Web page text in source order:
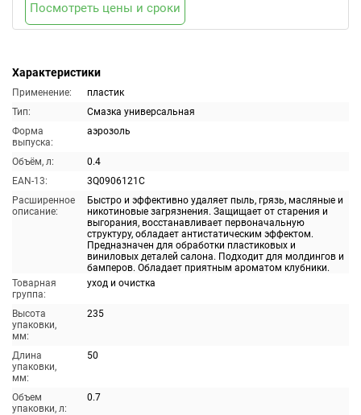
Характеристики
Применение:
пластик
Тип:
Смазка универсальная
Форма
выпуска:
аэрозоль
Объём, л:
0.4
EAN-13:
3Q0906121C
Расширенное
описание:
Быстро и эффективно удаляет пыль, грязь, масляные и
никотиновые загрязнения. Защищает от старения и
выгорания, восстанавливает первоначальную
структуру, обладает антистатическим эффектом.
Предназначен для обработки пластиковых и
виниловых деталей салона. Подходит для молдингов и
бамперов. Обладает приятным ароматом клубники.
Товарная
группа:
уход и очистка
Высота
упаковки,
мм:
235
Длина
упаковки,
мм:
50
Объем
упаковки, л:
0.7
Посмотреть цены и сроки